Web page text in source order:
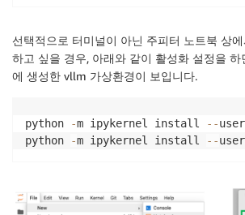
선택적으로 터미널이 아닌 주피터 노트북 상
하고 싶을 경우, 아래와 같이 활성화 설정을 하
에 생성한 vllm 가상환경이 보입니다.
python -m ipykernel install - -user
python
-m ipykernel install - -user